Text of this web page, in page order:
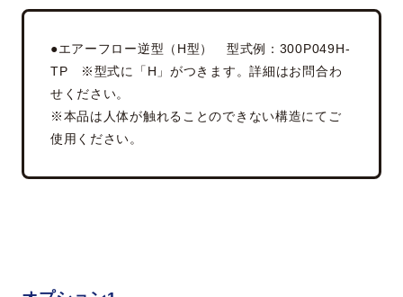
●エアーフロー逆型（H型） 型式例：300P049H-
TP ※型式に「H」がつきます。詳細はお問合わ
せください。
※本品は人体が触れることのできない構造にてご
使用ください。